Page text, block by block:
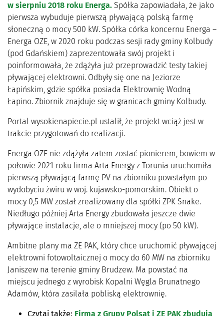
w sierpniu 2018 roku Energa. Spółka zapowiadała, że jako
pierwsza wybuduje pierwszą pływającą polską farmę
słoneczną o mocy 500 kW. Spółka córka koncernu Energa –
Energa OZE, w 2020 roku podczas sesji rady gminy Kolbudy
(pod Gdańskiem) zaprezentowała swój projekt i
poinformowała, że zdążyła już przeprowadzić testy takiej
pływającej elektrowni. Odbyły się one na Jeziorze
Łapińskim, gdzie spółka posiada Elektrownię Wodną
Łapino. Zbiornik znajduje się w granicach gminy Kolbudy.
Portal wysokienapiecie.pl ustalił, że projekt wciąż jest w
trakcie przygotowań do realizacji.
Energa OZE nie zdążyła zatem zostać pionierem, bowiem w
połowie 2021 roku firma Arta Energy z Torunia uruchomiła
pierwszą pływającą farmę PV na zbiorniku powstałym po
wydobyciu żwiru w woj. kujawsko-pomorskim. Obiekt o
mocy 0,5 MW został zrealizowany dla spółki ZPK Snake.
Niedługo później Arta Energy zbudowała jeszcze dwie
pływające instalacje, ale o mniejszej mocy (po 50 kW).
Ambitne plany ma ZE PAK, który chce uruchomić pływającej
elektrowni fotowoltaicznej o mocy do 60 MW na zbiorniku
Janiszew na terenie gminy Brudzew. Ma powstać na
miejscu jednego z wyrobisk Kopalni Węgla Brunatnego
Adamów, która zasilała pobliską elektrownię.
Czytaj także: Firma z Grupy Polsat i ZE PAK zbudują